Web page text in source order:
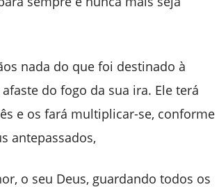
nada do que foi destinado à
do fogo da sua ira. Ele terá
e os fará multiplicar-se, conforme
antepassados,
o seu Deus, guardando todos os